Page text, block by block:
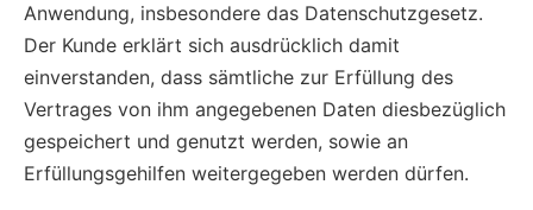
Anwendung, insbesondere das Datenschutzgesetz.
Der Kunde erklärt sich ausdrücklich damit
einverstanden, dass sämtliche zur Erfüllung des
Vertrages von ihm angegebenen Daten diesbezüglich
gespeichert und genutzt werden, sowie an
Erfüllungsgehilfen weitergegeben werden dürfen.